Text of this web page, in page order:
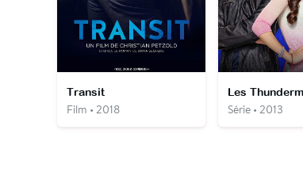
Transit
Film • 2018
Les
Série • 2013